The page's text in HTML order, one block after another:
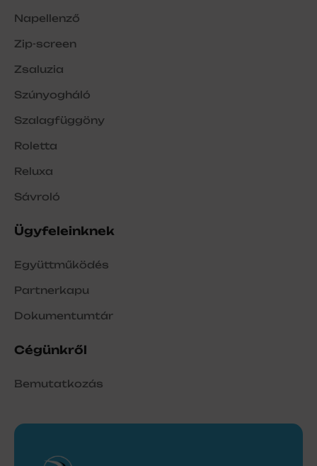
Napellenző
Zip-screen
Zsaluzia
Szúnyogháló
Szalagfüggöny
Roletta
Reluxa
Sávroló
Ügyfeleinknek
Együttműködés
Partnerkapu
Dokumentumtár
Cégünkről
Bemutatkozás